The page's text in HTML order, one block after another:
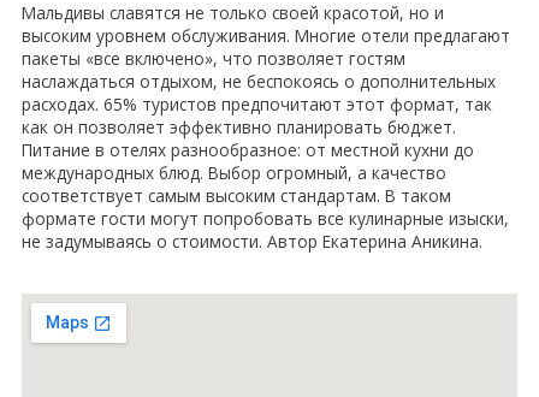
Мальдивы славятся не только своей красотой, но и
высоким уровнем обслуживания. Многие отели предлагают
пакеты «все включено», что позволяет гостям
наслаждаться отдыхом, не беспокоясь о дополнительных
расходах. 65% туристов предпочитают этот формат, так
как он позволяет эффективно планировать бюджет.
Питание в отелях разнообразное: от местной кухни до
международных блюд. Выбор огромный, а качество
соответствует самым высоким стандартам. В таком
формате гости могут попробовать все кулинарные изыски,
не задумываясь о стоимости. Автор Екатерина Аникина.